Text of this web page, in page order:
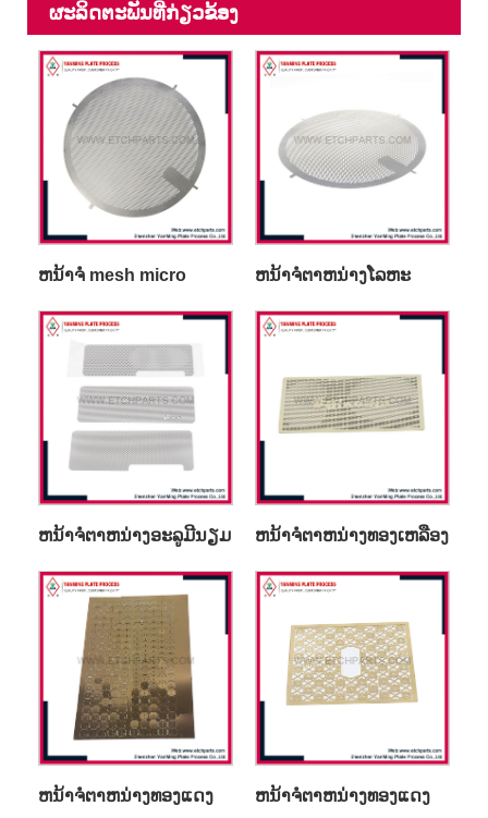
ຜະ​ລິດ​ຕະ​ພັນ​ທີ່​ກ່ຽວ​ຂ້ອງ
ຫນ້າຈໍ mesh micro ຫນ້າຈໍຕາຫນ່າງໂລຫະ
ຫນ້າຈໍຕາຫນ່າງອະລູມີນຽມ ຫນ້າຈໍຕາຫນ່າງທອງເຫລືອງ
ຫນ້າຈໍຕາຫນ່າງທອງແດງ ຫນ້າຈໍຕາຫນ່າງທອງແດງ